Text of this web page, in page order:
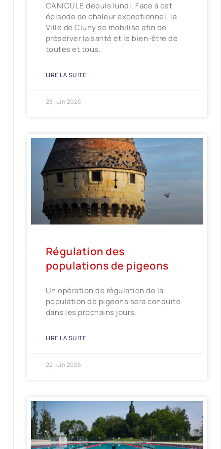
CANICULE depuis lundi. Face à cet
épisode de chaleur exceptionnel, la
Ville de Cluny se mobilise afin de
préserver la santé et le bien-être de
toutes et tous.
LIRE LA SUITE
23 juin 2026
Régulation des
populations de pigeons
Un opération de régulation de la
population de pigeons sera conduite
dans les prochains jours.
LIRE LA SUITE
22 juin 2026